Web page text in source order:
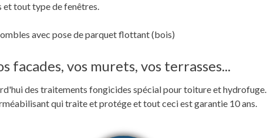
et tout type de fenêtres.
avec pose de parquet flottant (bois)
facades, vos murets, vos terrasses...
des traitements fongicides spécial pour toiture et hydrofuge.
qui traite et protége et tout ceci est garantie 10 ans.